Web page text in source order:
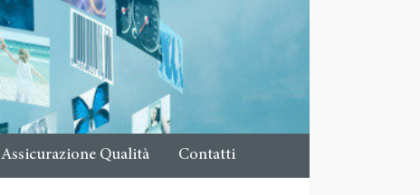
Assicurazione Qualità Contatti